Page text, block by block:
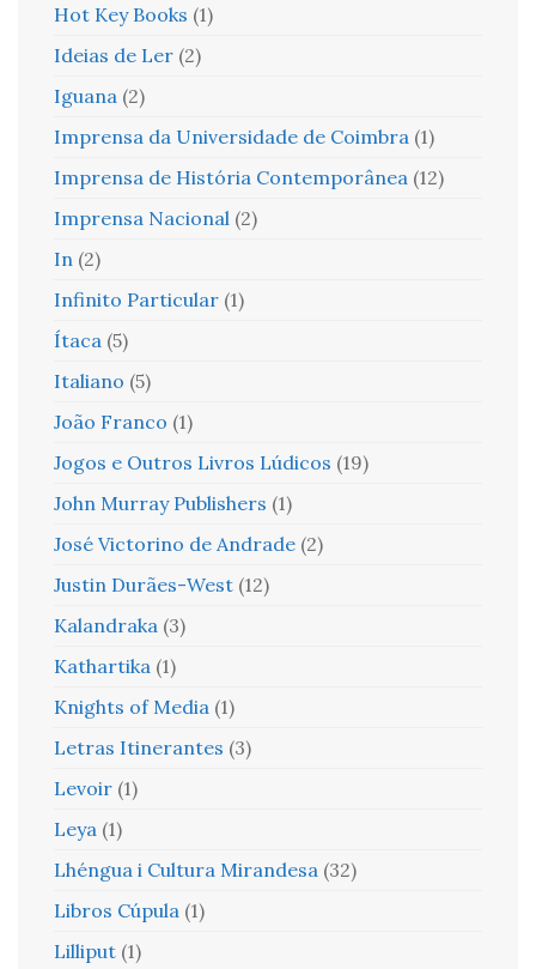
Hot Key Books (1)
Ideias de Ler (2)
Iguana (2)
Imprensa da Universidade de Coimbra (1)
Imprensa de História Contemporânea (12)
Imprensa Nacional (2)
In (2)
Infinito Particular (1)
Ítaca (5)
Italiano (5)
João Franco (1)
Jogos e Outros Livros Lúdicos (19)
John Murray Publishers (1)
José Victorino de Andrade (2)
Justin Durães-West (12)
Kalandraka (3)
Kathartika (1)
Knights of Media (1)
Letras Itinerantes (3)
Levoir (1)
Leya (1)
Lhéngua i Cultura Mirandesa (32)
Libros Cúpula (1)
Lilliput (1)